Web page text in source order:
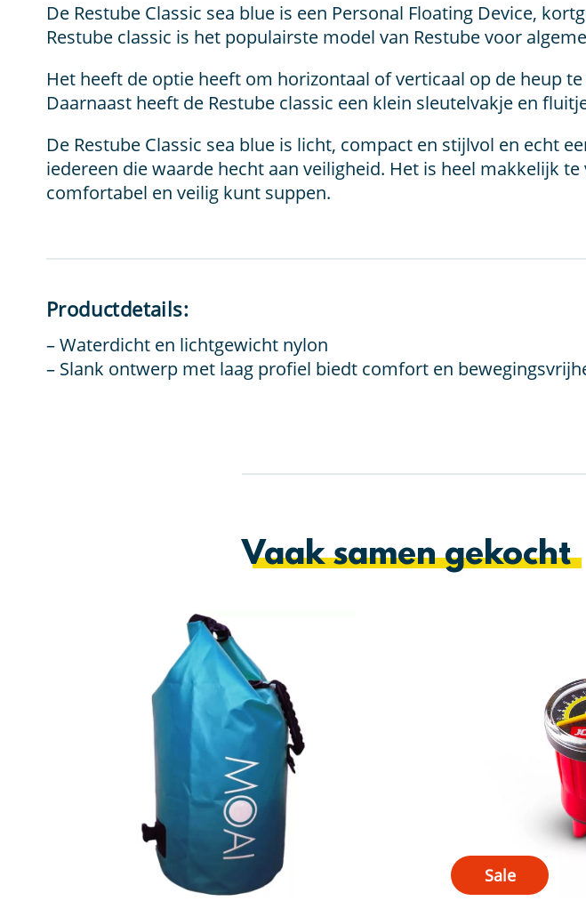
De Restube Classic sea blue is een Personal Floating Device,
Restube classic is het populairste model van Restube voor
Het heeft de optie heeft om horizontaal of verticaal op de heup
Daarnaast heeft de Restube classic een klein sleutelvakje en
De Restube Classic sea blue is licht, compact en stijlvol en echt
iedereen die waarde hecht aan veiligheid. Het is heel makkelijk
comfortabel en veilig kunt suppen.
Productdetails:
– Waterdicht en lichtgewicht nylon
– Slank ontwerp met laag profiel biedt comfort en
Vaak samen gekocht
Sale